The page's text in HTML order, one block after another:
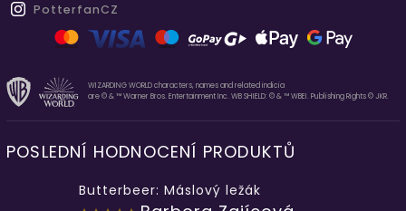
PotterfanCZ
WIZARDING WORLD characters, names and related indicia
are © & ™ Warner Bros. Entertainment Inc. WB SHIELD: © & ™ WBEI. Publishing Rights © JKR.
POSLEDNÍ HODNOCENÍ PRODUKTŮ
Butterbeer: Máslový ležák